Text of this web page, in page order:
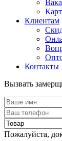
Клиентам
Контакты
Вызвать
Пожалуйста,